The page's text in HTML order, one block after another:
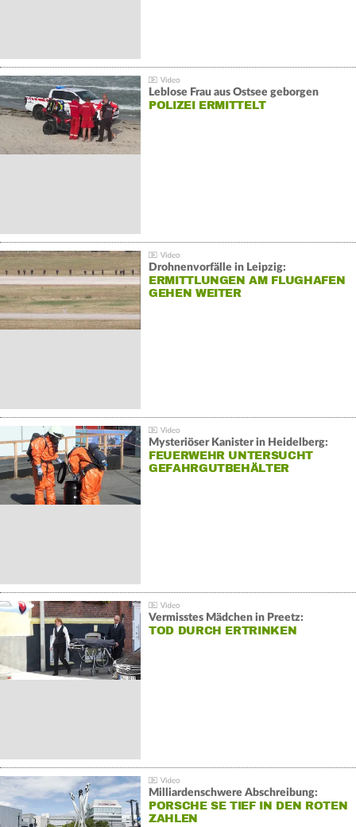
Leblose Frau aus Ostsee geborgen
POLIZEI ERMITTELT
Drohnenvorfälle in Leipzig:
ERMITTLUNGEN AM FLUGHAFEN
GEHEN WEITER
Mysteriöser Kanister in Heidelberg:
FEUERWEHR UNTERSUCHT
GEFAHRGUTBEHÄLTER
Vermisstes Mädchen in Preetz:
TOD DURCH ERTRINKEN
Milliardenschwere Abschreibung:
PORSCHE SE TIEF IN DEN ROTEN
ZAHLEN